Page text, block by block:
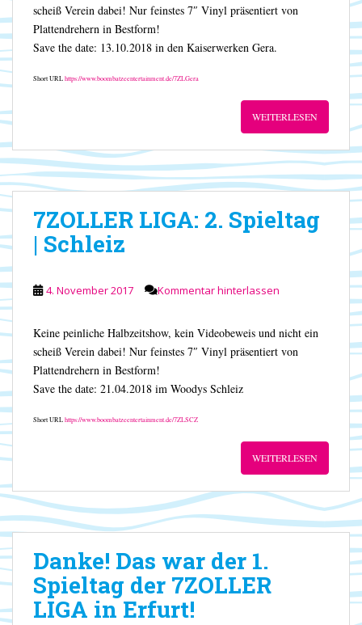
scheiß Verein dabei! Nur feinstes 7″ Vinyl präsentiert von
Plattendrehern in Bestform!
Save the date: 13.10.2018 in den Kaiserwerken Gera.
Short URLhttps://www.boombatzeentertainment.de/7ZLGera
WEITERLESEN
7ZOLLER LIGA: 2. Spieltag
| Schleiz
4. November 2017 Kommentar hinterlassen
Keine peinliche Halbzeitshow, kein Videobeweis und nicht ein
scheiß Verein dabei! Nur feinstes 7″ Vinyl präsentiert von
Plattendrehern in Bestform!
Save the date: 21.04.2018 im Woodys Schleiz
Short URLhttps://www.boombatzeentertainment.de/7ZLSCZ
WEITERLESEN
Danke! Das war der 1.
Spieltag der 7ZOLLER
LIGA in Erfurt!